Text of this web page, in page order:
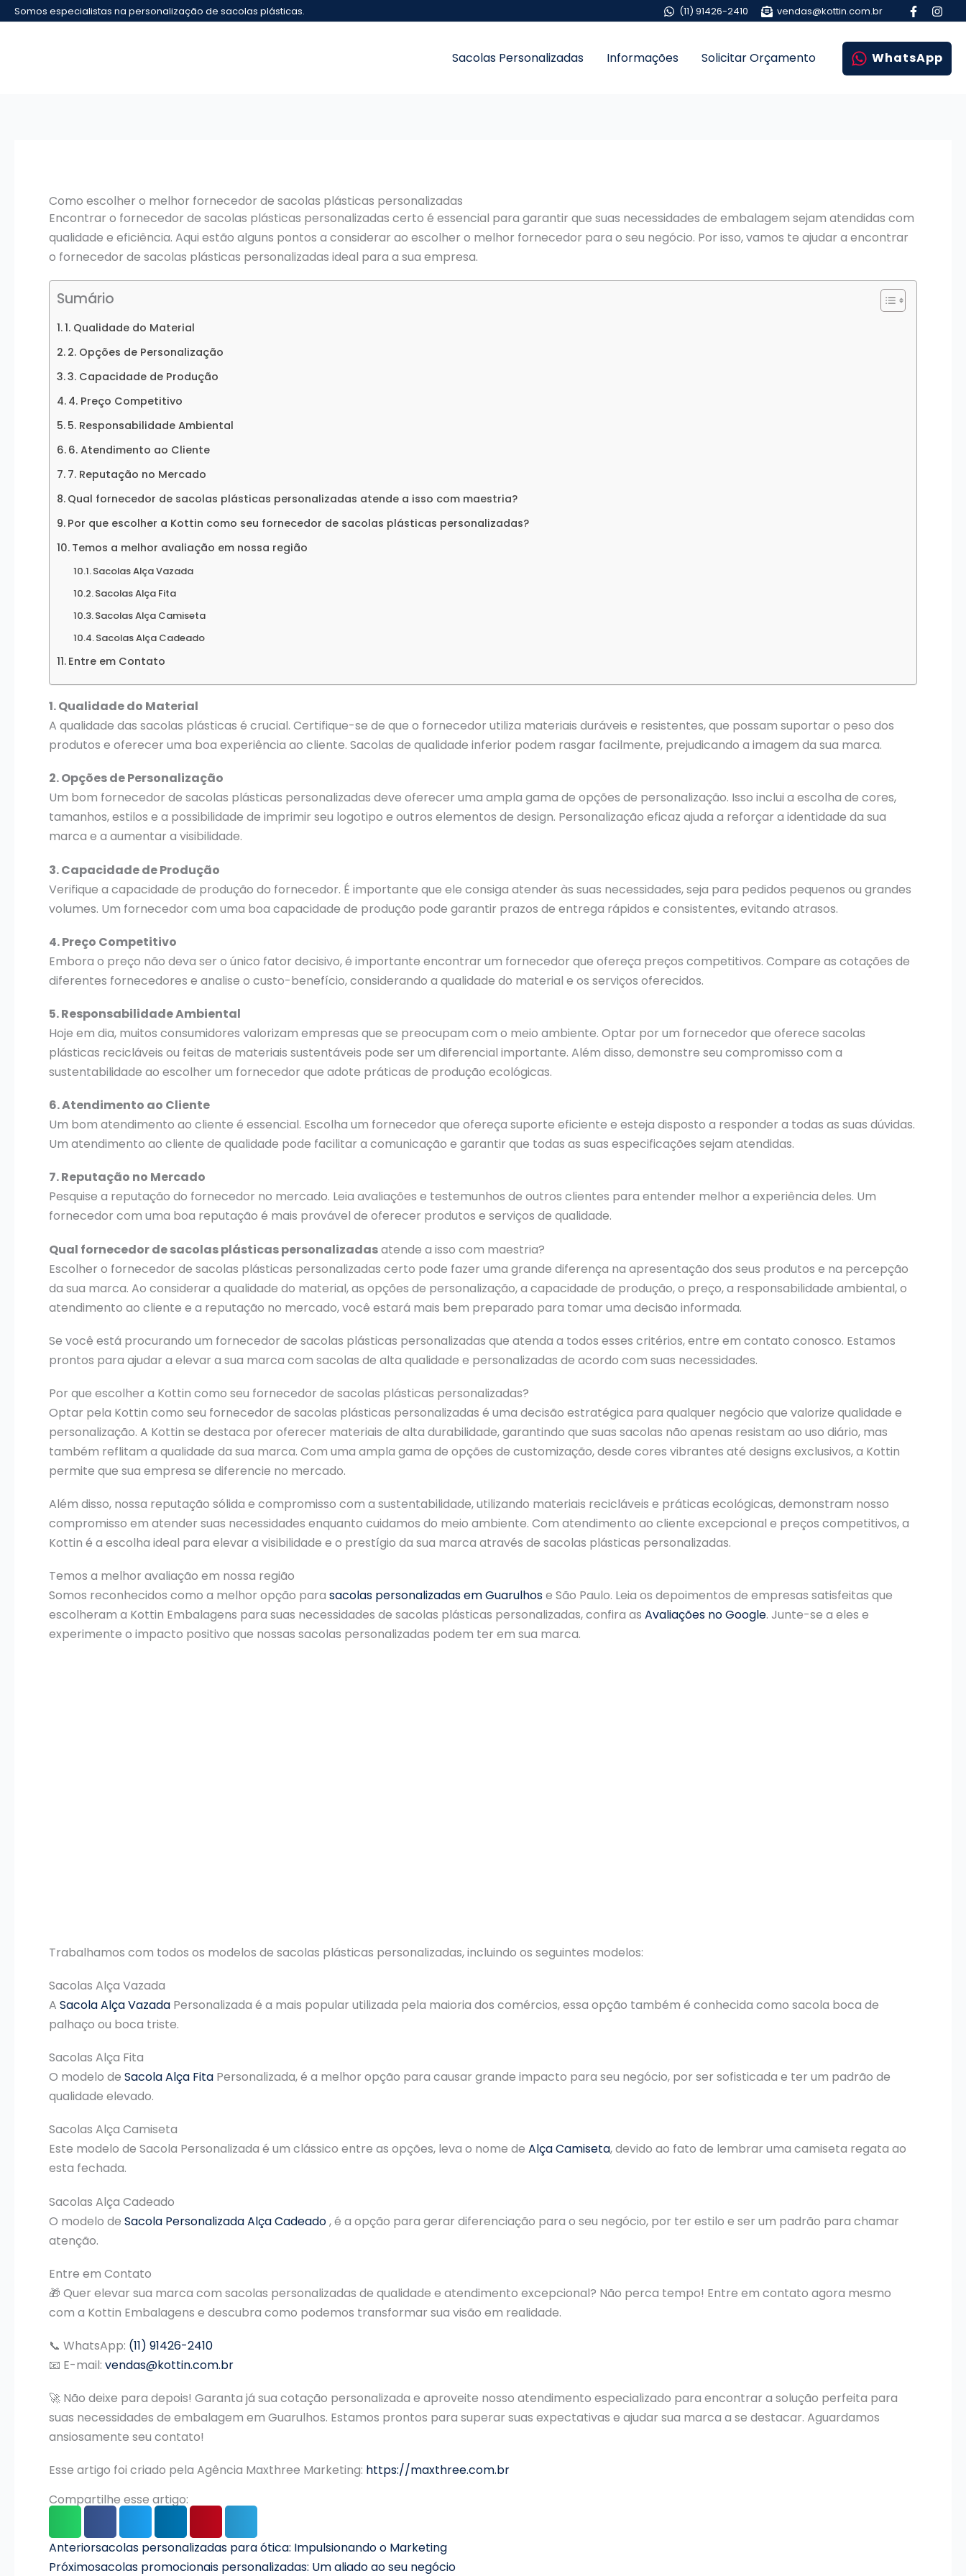
Somos especialistas na personalização de sacolas plásticas. (11) 91426-2410 vendas@kottin.com.br
Sacolas Personalizadas Informações Solicitar Orçamento WhatsApp
Como escolher o melhor fornecedor de sacolas plásticas personalizadas
Encontrar o fornecedor de sacolas plásticas personalizadas certo é essencial para garantir que suas necessidades de embalagem sejam atendidas com
qualidade e eficiência. Aqui estão alguns pontos a considerar ao escolher o melhor fornecedor para o seu negócio. Por isso, vamos te ajudar a encontrar
o fornecedor de sacolas plásticas personalizadas ideal para a sua empresa.
Sumário
1. Qualidade do Material
2. Opções de Personalização
3. Capacidade de Produção
4. Preço Competitivo
5. Responsabilidade Ambiental
6. Atendimento ao Cliente
7. Reputação no Mercado
Qual fornecedor de sacolas plásticas personalizadas atende a isso com maestria?
Por que escolher a Kottin como seu fornecedor de sacolas plásticas personalizadas?
Temos a melhor avaliação em nossa região
Sacolas Alça Vazada
Sacolas Alça Fita
Sacolas Alça Camiseta
Sacolas Alça Cadeado
Entre em Contato
1. Qualidade do Material
A qualidade das sacolas plásticas é crucial. Certifique-se de que o fornecedor utiliza materiais duráveis e resistentes, que possam suportar o peso dos
produtos e oferecer uma boa experiência ao cliente. Sacolas de qualidade inferior podem rasgar facilmente, prejudicando a imagem da sua marca.
2. Opções de Personalização
Um bom fornecedor de sacolas plásticas personalizadas deve oferecer uma ampla gama de opções de personalização. Isso inclui a escolha de cores,
tamanhos, estilos e a possibilidade de imprimir seu logotipo e outros elementos de design. Personalização eficaz ajuda a reforçar a identidade da sua
marca e a aumentar a visibilidade.
3. Capacidade de Produção
Verifique a capacidade de produção do fornecedor. É importante que ele consiga atender às suas necessidades, seja para pedidos pequenos ou grandes
volumes. Um fornecedor com uma boa capacidade de produção pode garantir prazos de entrega rápidos e consistentes, evitando atrasos.
4. Preço Competitivo
Embora o preço não deva ser o único fator decisivo, é importante encontrar um fornecedor que ofereça preços competitivos. Compare as cotações de
diferentes fornecedores e analise o custo-benefício, considerando a qualidade do material e os serviços oferecidos.
5. Responsabilidade Ambiental
Hoje em dia, muitos consumidores valorizam empresas que se preocupam com o meio ambiente. Optar por um fornecedor que oferece sacolas
plásticas recicláveis ou feitas de materiais sustentáveis pode ser um diferencial importante. Além disso, demonstre seu compromisso com a
sustentabilidade ao escolher um fornecedor que adote práticas de produção ecológicas.
6. Atendimento ao Cliente
Um bom atendimento ao cliente é essencial. Escolha um fornecedor que ofereça suporte eficiente e esteja disposto a responder a todas as suas dúvidas.
Um atendimento ao cliente de qualidade pode facilitar a comunicação e garantir que todas as suas especificações sejam atendidas.
7. Reputação no Mercado
Pesquise a reputação do fornecedor no mercado. Leia avaliações e testemunhos de outros clientes para entender melhor a experiência deles. Um
fornecedor com uma boa reputação é mais provável de oferecer produtos e serviços de qualidade.
Qual fornecedor de sacolas plásticas personalizadasatende a isso com maestria?
Escolher o fornecedor de sacolas plásticas personalizadas certo pode fazer uma grande diferença na apresentação dos seus produtos e na percepção
da sua marca. Ao considerar a qualidade do material, as opções de personalização, a capacidade de produção, o preço, a responsabilidade ambiental, o
atendimento ao cliente e a reputação no mercado, você estará mais bem preparado para tomar uma decisão informada.
Se você está procurando um fornecedor de sacolas plásticas personalizadas que atenda a todos esses critérios, entre em contato conosco. Estamos
prontos para ajudar a elevar a sua marca com sacolas de alta qualidade e personalizadas de acordo com suas necessidades.
Por que escolher a Kottin como seu fornecedor de sacolas plásticas personalizadas?
Optar pela Kottin como seu fornecedor de sacolas plásticas personalizadas é uma decisão estratégica para qualquer negócio que valorize qualidade e
personalização. A Kottin se destaca por oferecer materiais de alta durabilidade, garantindo que suas sacolas não apenas resistam ao uso diário, mas
também reflitam a qualidade da sua marca. Com uma ampla gama de opções de customização, desde cores vibrantes até designs exclusivos, a Kottin
permite que sua empresa se diferencie no mercado.
Além disso, nossa reputação sólida e compromisso com a sustentabilidade, utilizando materiais recicláveis e práticas ecológicas, demonstram nosso
compromisso em atender suas necessidades enquanto cuidamos do meio ambiente. Com atendimento ao cliente excepcional e preços competitivos, a
Kottin é a escolha ideal para elevar a visibilidade e o prestígio da sua marca através de sacolas plásticas personalizadas.
Temos a melhor avaliação em nossa região
Somos reconhecidos como a melhor opção para sacolas personalizadas em Guarulhose São Paulo. Leia os depoimentos de empresas satisfeitas que
escolheram a Kottin Embalagens para suas necessidades de sacolas plásticas personalizadas, confira as Avaliações no Google. Junte-se a eles e
experimente o impacto positivo que nossas sacolas personalizadas podem ter em sua marca.
Trabalhamos com todos os modelos de sacolas plásticas personalizadas, incluindo os seguintes modelos:
Sacolas Alça Vazada
A Sacola Alça Vazada Personalizada é a mais popular utilizada pela maioria dos comércios, essa opção também é conhecida como sacola boca de
palhaço ou boca triste.
Sacolas Alça Fita
O modelo de Sacola Alça Fita Personalizada, é a melhor opção para causar grande impacto para seu negócio, por ser sofisticada e ter um padrão de
qualidade elevado.
Sacolas Alça Camiseta
Este modelo de Sacola Personalizada é um clássico entre as opções, leva o nome de Alça Camiseta, devido ao fato de lembrar uma camiseta regata ao
esta fechada.
Sacolas Alça Cadeado
O modelo de Sacola Personalizada Alça Cadeado, é a opção para gerar diferenciação para o seu negócio, por ter estilo e ser um padrão para chamar
atenção.
Entre em Contato
🎁 Quer elevar sua marca com sacolas personalizadas de qualidade e atendimento excepcional? Não perca tempo! Entre em contato agora mesmo
com a Kottin Embalagens e descubra como podemos transformar sua visão em realidade.
📞 WhatsApp: (11) 91426-2410
📧 E-mail: vendas@kottin.com.br
🚀 Não deixe para depois! Garanta já sua cotação personalizada e aproveite nosso atendimento especializado para encontrar a solução perfeita para
suas necessidades de embalagem em Guarulhos. Estamos prontos para superar suas expectativas e ajudar sua marca a se destacar. Aguardamos
ansiosamente seu contato!
Esse artigo foi criado pela Agência Maxthree Marketing: https://maxthree.com.br
Compartilhe esse artigo:
Anterior
Anteriorsacolas personalizadas para ótica: Impulsionando o Marketing
Próximosacolas promocionais personalizadas: Um aliado ao seu negócio